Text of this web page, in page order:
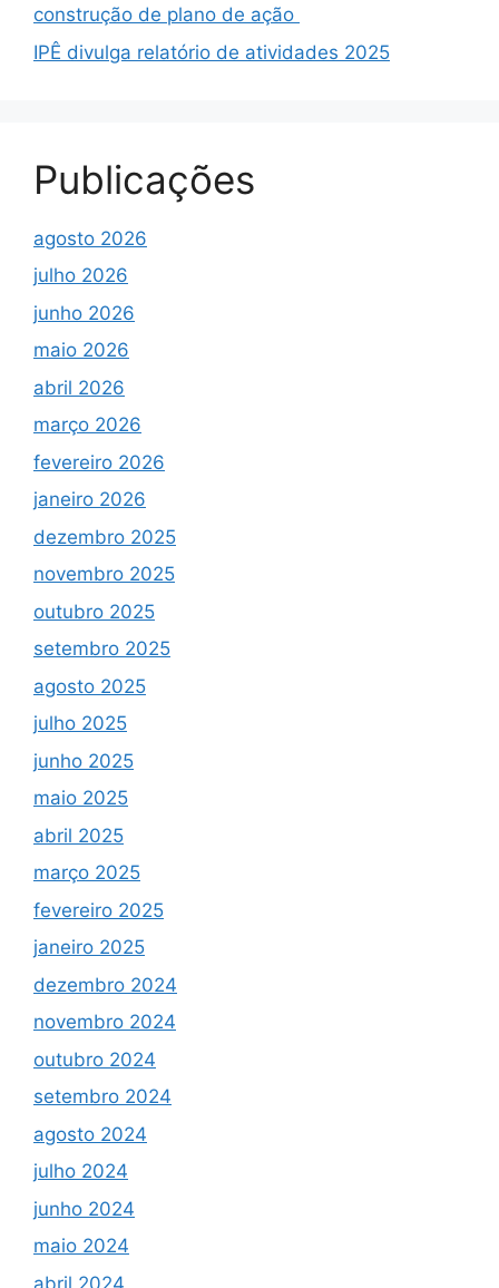
construção de plano de ação
IPÊ divulga relatório de atividades 2025
Publicações
agosto 2026
julho 2026
junho 2026
maio 2026
abril 2026
março 2026
fevereiro 2026
janeiro 2026
dezembro 2025
novembro 2025
outubro 2025
setembro 2025
agosto 2025
julho 2025
junho 2025
maio 2025
abril 2025
março 2025
fevereiro 2025
janeiro 2025
dezembro 2024
novembro 2024
outubro 2024
setembro 2024
agosto 2024
julho 2024
junho 2024
maio 2024
abril 2024